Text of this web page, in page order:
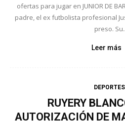
ofertas para jugar en JUNIOR DE
padre, el ex futbolista profesional
preso.
Leer más
DEPORTES
RUYERY
AUTORIZACIÓN DE